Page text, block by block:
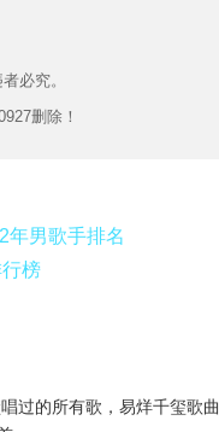
必究。
删除！
年男歌手排名
榜
过的所有歌，易烊千玺歌曲